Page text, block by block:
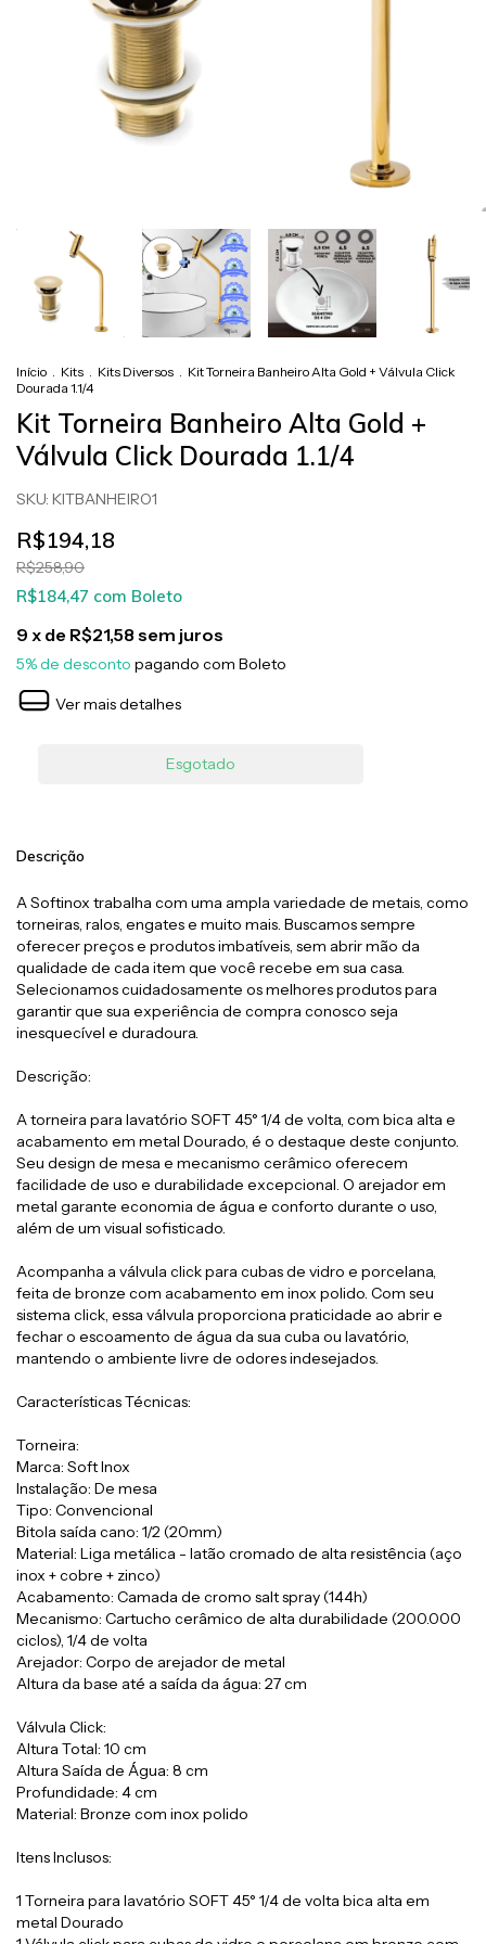
Início Kits Kits Diversos
Kit Torneira Banheiro Alta Gold + Válvula Click
Dourada 1.1/4
Kit Torneira Banheiro Alta Gold +
Válvula Click Dourada 1.1/4
SKU: KITBANHEIRO1
R$194,18
R$258,90
R$184,47 com Boleto
9 x de R$21,58 sem juros
5% de desconto pagando com Boleto
Ver mais detalhes
Descrição
A Softinox trabalha com uma ampla variedade de metais, como
torneiras, ralos, engates e muito mais. Buscamos sempre
oferecer preços e produtos imbatíveis, sem abrir mão da
qualidade de cada item que você recebe em sua casa.
Selecionamos cuidadosamente os melhores produtos para
garantir que sua experiência de compra conosco seja
inesquecível e duradoura.
Descrição:
A torneira para lavatório SOFT 45° 1/4 de volta, com bica alta e
acabamento em metal Dourado, é o destaque deste conjunto.
Seu design de mesa e mecanismo cerâmico oferecem
facilidade de uso e durabilidade excepcional. O arejador em
metal garante economia de água e conforto durante o uso,
além de um visual sofisticado.
Acompanha a válvula click para cubas de vidro e porcelana,
feita de bronze com acabamento em inox polido. Com seu
sistema click, essa válvula proporciona praticidade ao abrir e
fechar o escoamento de água da sua cuba ou lavatório,
mantendo o ambiente livre de odores indesejados.
Características Técnicas:
Torneira:
Marca: Soft Inox
Instalação: De mesa
Tipo: Convencional
Bitola saída cano: 1/2 (20mm)
Material: Liga metálica - latão cromado de alta resistência (aço
inox + cobre + zinco)
Acabamento: Camada de cromo salt spray (144h)
Mecanismo: Cartucho cerâmico de alta durabilidade (200.000
ciclos), 1/4 de volta
Arejador: Corpo de arejador de metal
Altura da base até a saída da água: 27 cm
Válvula Click:
Altura Total: 10 cm
Altura Saída de Água: 8 cm
Profundidade: 4 cm
Material: Bronze com inox polido
Itens Inclusos:
1 Torneira para lavatório SOFT 45° 1/4 de volta bica alta em
metal Dourado